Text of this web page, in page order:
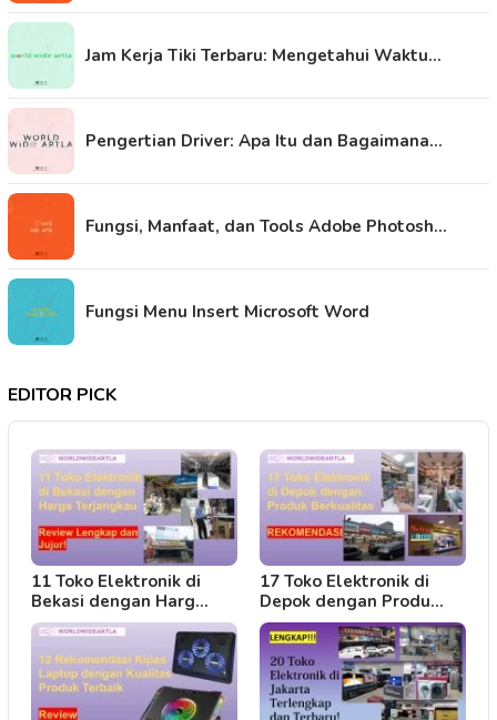
Jam Kerja Tiki Terbaru: Mengetahui Waktu…
Pengertian Driver: Apa Itu dan Bagaimana…
Fungsi, Manfaat, dan Tools Adobe Photosh…
Fungsi Menu Insert Microsoft Word
EDITOR PICK
11 Toko Elektronik di
Bekasi dengan Harg…
17 Toko Elektronik di
Depok dengan Produ…